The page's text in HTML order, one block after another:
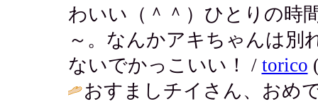
わいい（＾＾）ひとりの時
～。なんかアキちゃんは別
ないでかっこいい！ / torico
おすましチイさん、おめ